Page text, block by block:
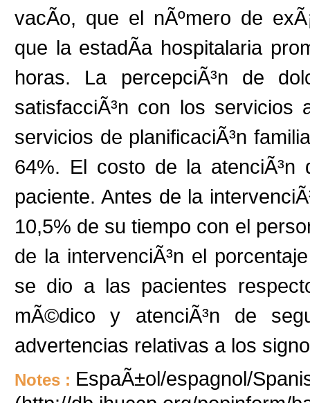
vacÃ­o, que el nÃºmero de
que la estadÃ­a hospitalaria
horas. La percepciÃ³n de
satisfacciÃ³n con los servicios
servicios de planificaciÃ³n
64%. El costo de la atenciÃ³n
paciente. Antes de la
10,5% de su tiempo con el
de la intervenciÃ³n el
se dio a las pacientes
mÃ©dico y atenciÃ³n de
advertencias relativas a los
Notes : EspaÃ±ol/espagnol/